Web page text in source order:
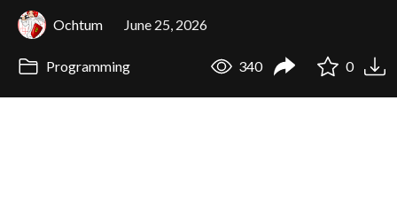
Ochtum June 25, 2026
Programming 340 0